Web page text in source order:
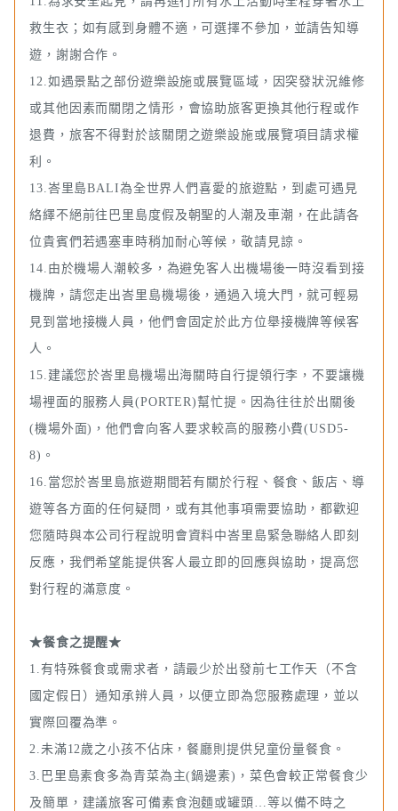
救生衣；如有感到身體不適，可選擇不參加，並請告知導
遊，謝謝合作。
12.如遇景點之部份遊樂設施或展覽區域，因突發狀況維修
或其他因素而關閉之情形，會協助旅客更換其他行程或作
退費，旅客不得對於該關閉之遊樂設施或展覽項目請求權
利。
13.峇里島BALI為全世界人們喜愛的旅遊點，到處可遇見
絡繹不絕前往巴里島度假及朝聖的人潮及車潮，在此請各
位貴賓們若遇塞車時稍加耐心等候，敬請見諒。
14.由於機場人潮較多，為避免客人出機場後一時沒看到接
機牌，請您走出峇里島機場後，通過入境大門，就可輕易
見到當地接機人員，他們會固定於此方位舉接機牌等候客
人。
15.建議您於峇里島機場出海關時自行提領行李，不要讓機
場裡面的服務人員(PORTER)幫忙提。因為往往於出關後
(機場外面)，他們會向客人要求較高的服務小費(USD5-
8)。
16.當您於峇里島旅遊期間若有關於行程、餐食、飯店、導
遊等各方面的任何疑問，或有其他事項需要協助，都歡迎
您隨時與本公司行程說明會資料中峇里島緊急聯絡人即刻
反應，我們希望能提供客人最立即的回應與協助，提高您
對行程的滿意度。
★餐食之提醒★
1.有特殊餐食或需求者，請最少於出發前七工作天（不含
國定假日）通知承辨人員，以便立即為您服務處理，並以
實際回覆為準。
2.未滿12歲之小孩不佔床，餐廳則提供兒童份量餐食。
3.巴里島素食多為青菜為主(鍋邊素)，菜色會較正常餐食少
及簡單，建議旅客可備素食泡麵或罐頭…等以備不時之